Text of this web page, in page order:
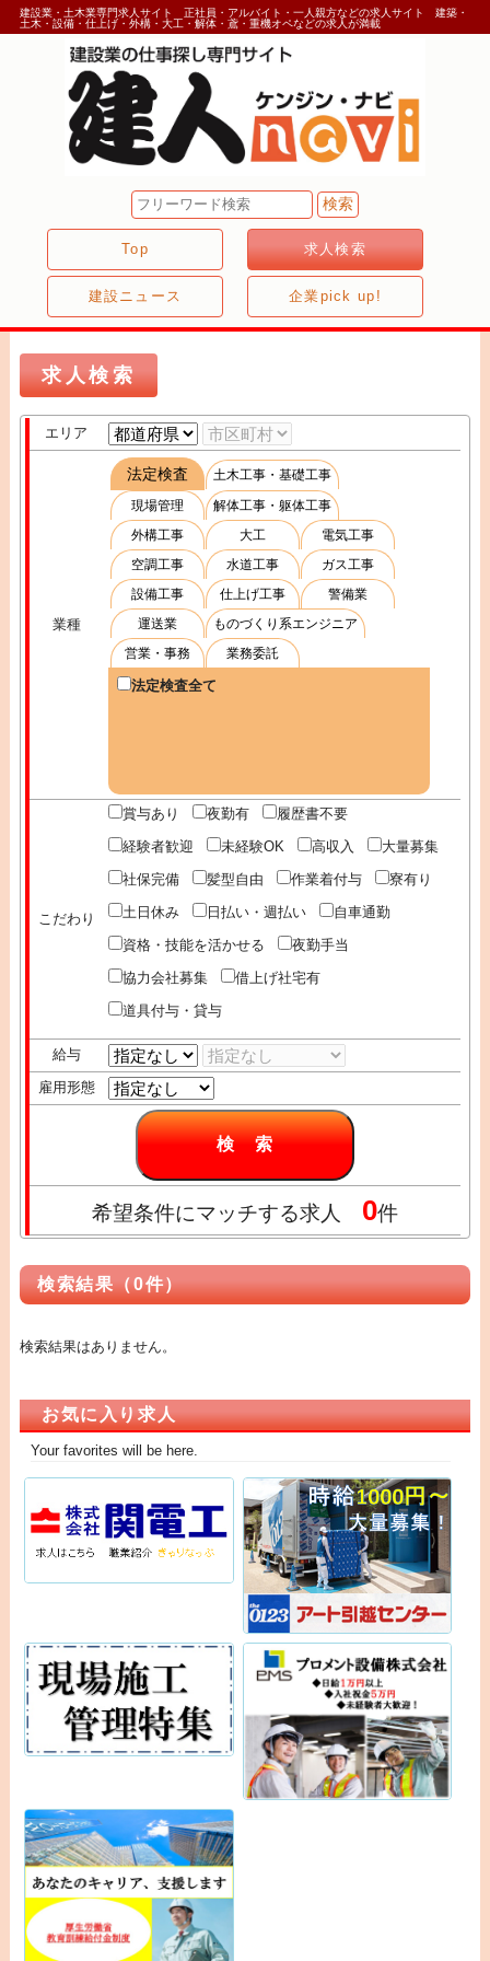
建設業・土木業専門求人サイト 正社員・アルバイト・一人親方などの求人サイト 建築・
土木・設備・仕上げ・外構・大工・解体・鳶・重機オペなどの求人が満載
Top 求人検索
建設ニュース 企業pick up!
求人検索
エリア
業種
法定検査
土木工事・基礎工事
現場管理
解体工事・躯体工事
外構工事
大工
電気工事
空調工事
水道工事
ガス工事
設備工事
仕上げ工事
警備業
運送業
ものづくり系エンジニア
営業・事務
業務委託
法定検査全て
こだわり
賞与あり 夜勤有
履歴書不要
経験者歓迎
未経験OK 高収入
大量募集
社保完備
髪型自由 作業着付与
寮有り
土日休み
日払い・週払い
自車通勤
資格・技能を活かせる
夜勤手当
協力会社募集
借上げ社宅有
道具付与・貸与
給与
雇用形態
希望条件にマッチする求人 0件
検索結果（0件）
検索結果はありません。
お気に入り求人
Your favorites will be here.